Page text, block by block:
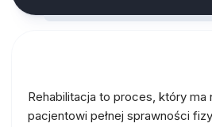
Rehabilitacja to proces, który ma
pacjentowi pełnej sprawności